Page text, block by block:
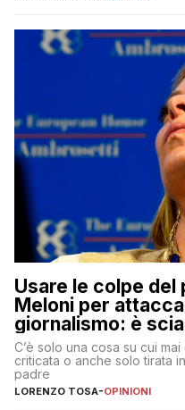
Usare le colpe del
Meloni per
giornalismo: è
Dimostriamo di
C’è solo una cosa su cui
criticata o anche solo tirata
padre
LORENZO TOSA-OPINIONI